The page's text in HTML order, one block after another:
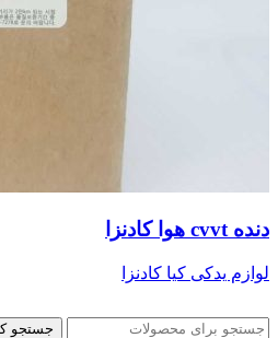
دنده cvvt هوا کادنزا
لوازم یدکی کیا کادنزا
جستجو